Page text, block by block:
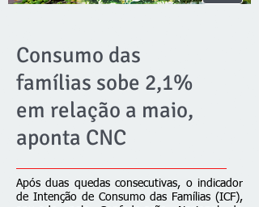
Consumo das
famílias sobe 2,1%
em relação a maio,
aponta CNC
Após duas quedas consecutivas, o indicador
de Intenção de Consumo das Famílias (ICF),